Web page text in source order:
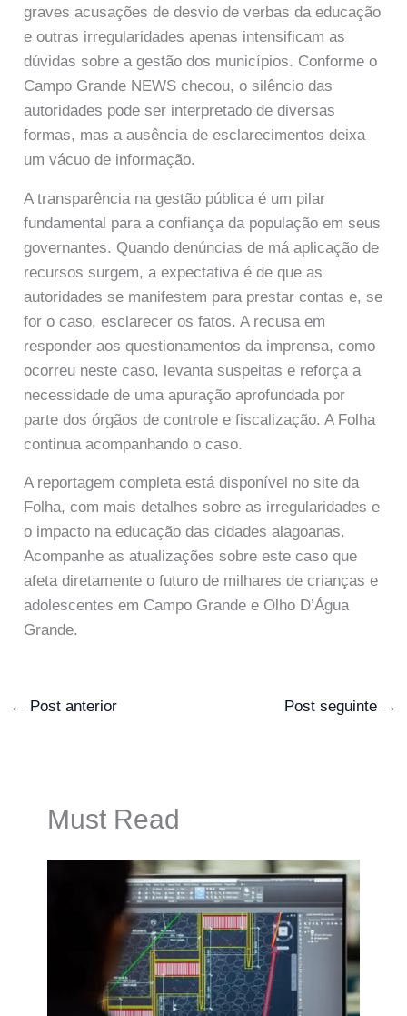
graves acusações de desvio de verbas da educação
e outras irregularidades apenas intensificam as
dúvidas sobre a gestão dos municípios. Conforme o
Campo Grande NEWS checou, o silêncio das
autoridades pode ser interpretado de diversas
formas, mas a ausência de esclarecimentos deixa
um vácuo de informação.
A transparência na gestão pública é um pilar
fundamental para a confiança da população em seus
governantes. Quando denúncias de má aplicação de
recursos surgem, a expectativa é de que as
autoridades se manifestem para prestar contas e, se
for o caso, esclarecer os fatos. A recusa em
responder aos questionamentos da imprensa, como
ocorreu neste caso, levanta suspeitas e reforça a
necessidade de uma apuração aprofundada por
parte dos órgãos de controle e fiscalização. A Folha
continua acompanhando o caso.
A reportagem completa está disponível no site da
Folha, com mais detalhes sobre as irregularidades e
o impacto na educação das cidades alagoanas.
Acompanhe as atualizações sobre este caso que
afeta diretamente o futuro de milhares de crianças e
adolescentes em Campo Grande e Olho D’Água
Grande.
← Post anterior Post seguinte →
Must Read